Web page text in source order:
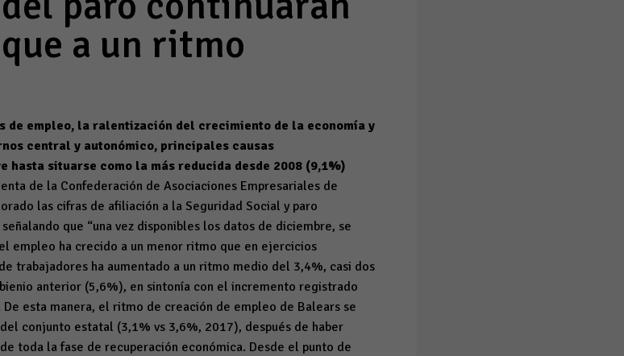
a un ritmo
de empleo, la ralentización del crecimiento de la economía y
central y autonómico, principales causas
hasta situarse como la más reducida desde 2008 (9,1%)
de la Confederación de Asociaciones Empresariales de
las cifras de afiliación a la Seguridad Social y paro
que “una vez disponibles los datos de diciembre, se
empleo ha crecido a un menor ritmo que en ejercicios
trabajadores ha aumentado a un ritmo medio del 3,4%, casi dos
anterior (5,6%), en sintonía con el incremento registrado
esta manera, el ritmo de creación de empleo de Balears se
conjunto estatal (3,1%vs 3,6%, 2017), después de haber
toda la fase de recuperación económica. Desde el punto de